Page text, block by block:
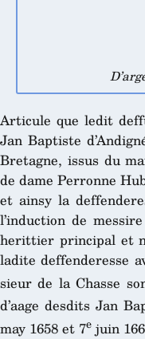
Articule que ledit
Jan Baptiste
Bretagne, issus du
de dame Perronne
et ainsy la
l’induction de
herittier principal et
ladite deffenderesse
sieur de la Chasse
d’aage desdits Jan
may 1658 et 7e juin